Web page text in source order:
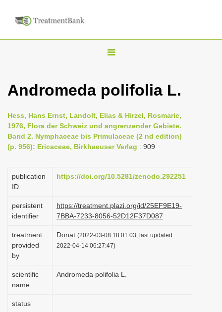
T
g
n
a
i
a
t
i
o
Andromeda polifolia L.
Hess, Hans Ernst, Landolt, Elias & Hirzel, Rosmarie,
1976, Flora der Schweiz und angrenzender Gebiete.
Band 2. Nymphaceae bis Primulaceae (2 nd edition)
(p. 956): Ericaceae, Birkhaeuser Verlag : 909
publication
ID
https://doi.org/10.5281/zenodo.292251
persistent
identifier
https://treatment.plazi.org/id/25EF9E19-
7BBA-7233-8056-52D12F37D087
treatment
provided
by
Donat (2022-03-08 18:01:03, last updated
2022-04-14 06:27:47)
scientific
name
Andromeda polifolia L.
status